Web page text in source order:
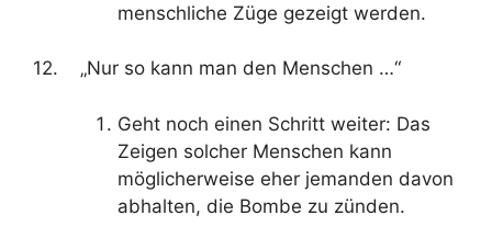
menschliche Züge gezeigt werden.
12. „Nur so kann man den Menschen …“
Geht noch einen Schritt weiter: Das
Zeigen solcher Menschen kann
möglicherweise eher jemanden davon
abhalten, die Bombe zu zünden.